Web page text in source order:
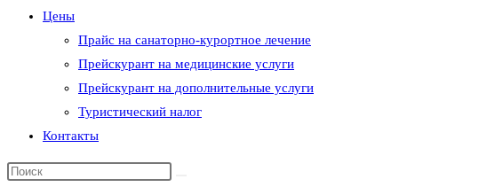
Цены
Прайс на санаторно-курортное лечение
Прейскурант на медицинские услуги
Прейскурант на дополнительные услуги
Туристический налог
Контакты